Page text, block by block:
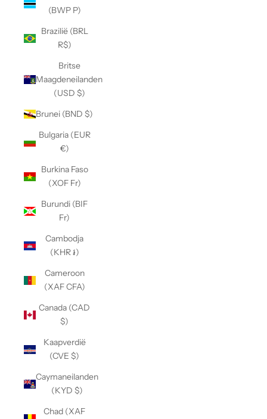
(BWP P)
Brazilië (BRL
R$)
Britse
Maagdeneilanden
(USD $)
Brunei (BND $)
Bulgaria (EUR
€)
Burkina Faso
(XOF Fr)
Burundi (BIF
Fr)
Cambodja
(KHR ៛)
Cameroon
(XAF CFA)
Canada (CAD
$)
Kaapverdië
(CVE $)
Caymaneilanden
(KYD $)
Chad (XAF